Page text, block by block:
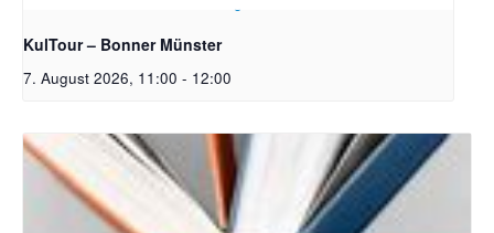
KulTour – Bonner Münster
7. August 2026, 11:00 - 12:00